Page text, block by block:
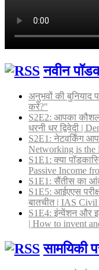
नवीन
अनुभवों की बुनियाद
करें?"
S2E2: आपका
धरनी धर द्विवेदी |
S2E1: नेटवर्किंग
Networking is the
S1E1: क्या
Passive Income
S1E1: सैंतीस का
S1E5: आईएएस
बातचीत | IAS Civil
S1E4: इंन्वेंशन और
| How to invent
सामयिकी